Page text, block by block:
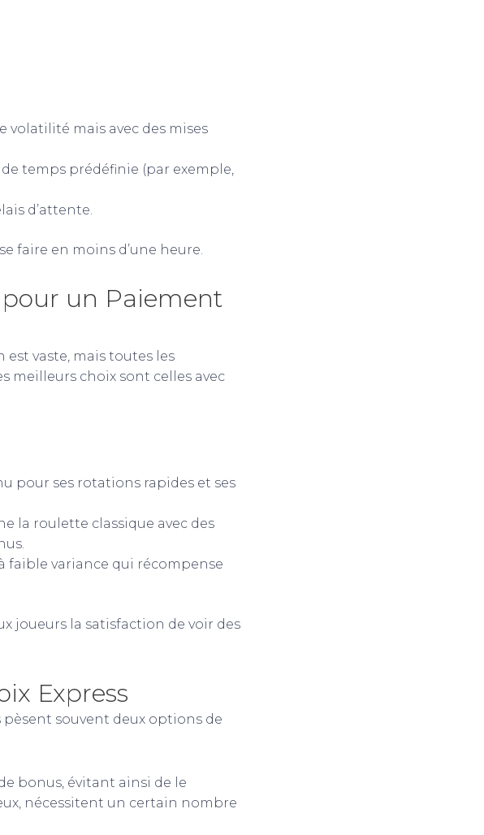
volatilité mais avec des mises
temps prédéfinie (par exemple,
d’attente.
faire en moins d’une heure.
pour un Paiement
vaste, mais toutes les
meilleurs choix sont celles avec
pour ses rotations rapides et ses
la roulette classique avec des
faible variance qui récompense
joueurs la satisfaction de voir des
Express
souvent deux options de
bonus, évitant ainsi de le
nécessitent un certain nombre